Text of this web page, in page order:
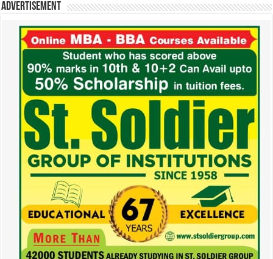
Advertisement